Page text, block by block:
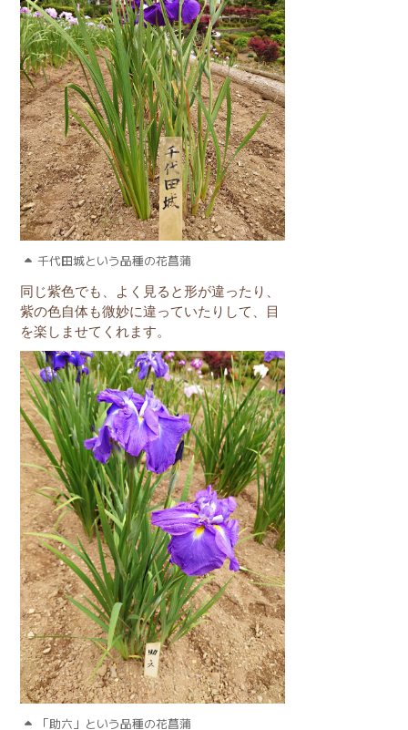
千代田城という品種の花菖蒲
同じ紫色でも、よく見ると形が違ったり、
紫の色自体も微妙に違っていたりして、目
を楽しませてくれます。
「助六」という品種の花菖蒲